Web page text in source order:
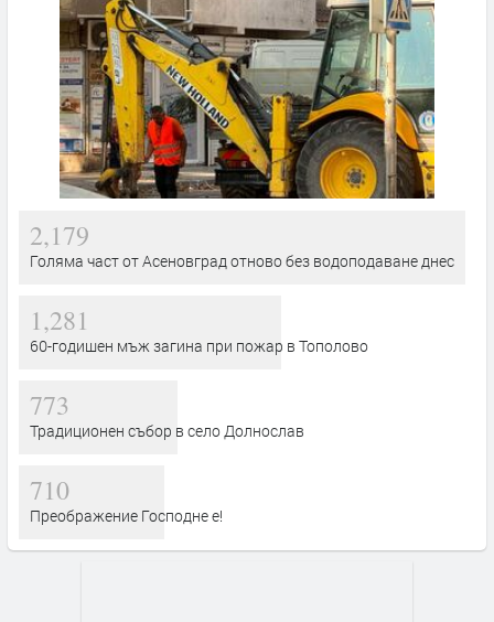
2,179
Голяма част от Асеновград отново без водоподаване днес
1,281
60-годишен мъж загина при пожар в Тополово
773
Традиционен събор в село Долнослав
710
Преображение Господне е!